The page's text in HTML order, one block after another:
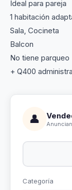
Ideal para pareja
1 habitación
Sala, Cocineta
Balcon
No tiene parqueo
+ Q400
👤
Categoría